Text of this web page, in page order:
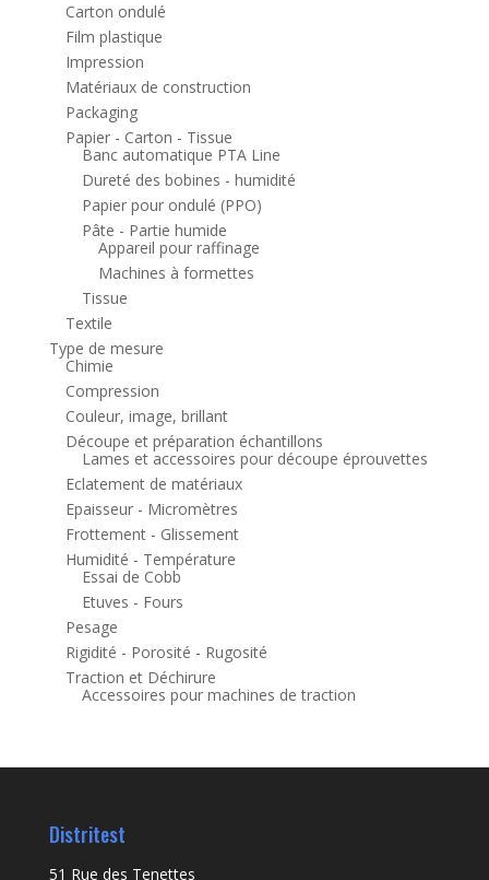
Carton ondulé
Film plastique
Impression
Matériaux de construction
Packaging
Papier - Carton - Tissue
Banc automatique PTA Line
Dureté des bobines - humidité
Papier pour ondulé (PPO)
Pâte - Partie humide
Appareil pour raffinage
Machines à formettes
Tissue
Textile
Type de mesure
Chimie
Compression
Couleur, image, brillant
Découpe et préparation échantillons
Lames et accessoires pour découpe éprouvettes
Eclatement de matériaux
Epaisseur - Micromètres
Frottement - Glissement
Humidité - Température
Essai de Cobb
Etuves - Fours
Pesage
Rigidité - Porosité - Rugosité
Traction et Déchirure
Accessoires pour machines de traction
Distritest
51 Rue des Tenettes